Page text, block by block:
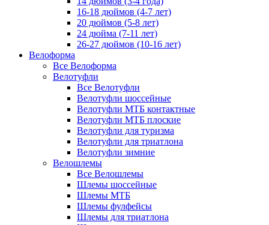
16-18 дюймов (4-7 лет)
20 дюймов (5-8 лет)
24 дюйма (7-11 лет)
26-27 дюймов (10-16 лет)
Велоформа
Все Велоформа
Велотуфли
Все Велотуфли
Велотуфли шоссейные
Велотуфли МТБ контактные
Велотуфли МТБ плоские
Велотуфли для туризма
Велотуфли для триатлона
Велотуфли зимние
Велошлемы
Все Велошлемы
Шлемы шоссейные
Шлемы МТБ
Шлемы фулфейсы
Шлемы для триатлона